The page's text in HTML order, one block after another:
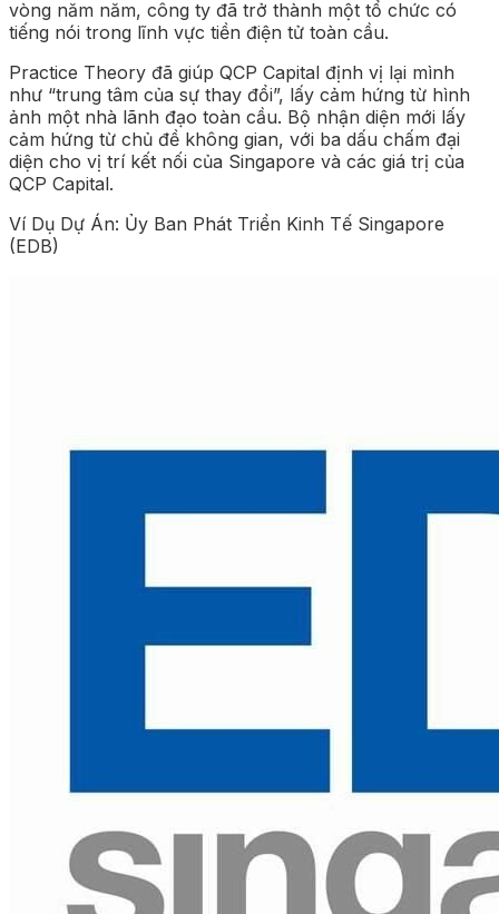
vòng năm năm, công ty đã trở thành một tổ chức có
tiếng nói trong lĩnh vực tiền điện tử toàn cầu.
Practice Theory đã giúp QCP Capital định vị lại mình
như “trung tâm của sự thay đổi”, lấy cảm hứng từ hình
ảnh một nhà lãnh đạo toàn cầu. Bộ nhận diện mới lấy
cảm hứng từ chủ đề không gian, với ba dấu chấm đại
diện cho vị trí kết nối của Singapore và các giá trị của
QCP Capital.
Ví Dụ Dự Án: Ủy Ban Phát Triển Kinh Tế Singapore
(EDB)